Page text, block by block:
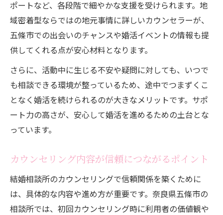
ポートなど、各段階で細やかな支援を受けられます。地
域密着型ならではの地元事情に詳しいカウンセラーが、
五條市での出会いのチャンスや婚活イベントの情報も提
供してくれる点が安心材料となります。
さらに、活動中に生じる不安や疑問に対しても、いつで
も相談できる環境が整っているため、途中でつまずくこ
となく婚活を続けられるのが大きなメリットです。サポ
ート力の高さが、安心して婚活を進めるための土台とな
っています。
カウンセリング内容が信頼につながるポイント
結婚相談所のカウンセリングで信頼関係を築くために
は、具体的な内容や進め方が重要です。奈良県五條市の
相談所では、初回カウンセリング時に利用者の価値観や